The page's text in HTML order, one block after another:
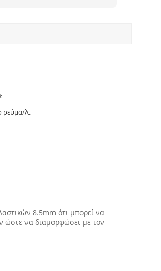
ρεύμα/λ.,
8.5mm ότι μπορεί να
ώστε να διαμορφώσει με τον